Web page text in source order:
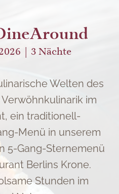
3 Nächte
Welten des
im
ein traditionell-
Menü in unserem
5-Gang-Sternemenü
Berlins Krone.
Stunden im